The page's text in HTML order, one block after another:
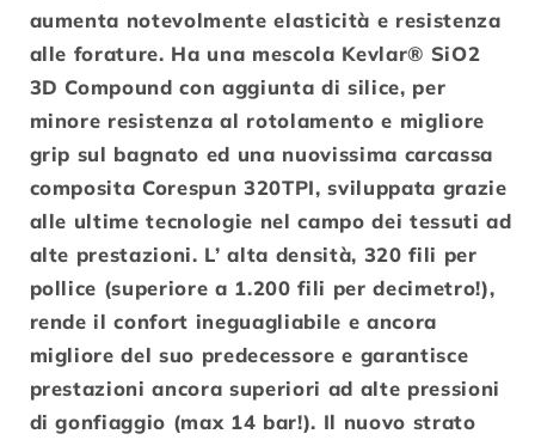
aumenta notevolmente elasticità e resistenza
alle forature. Ha una mescola Kevlar® SiO2
3D Compound con aggiunta di silice, per
minore resistenza al rotolamento e migliore
grip sul bagnato ed una nuovissima carcassa
composita Corespun 320TPI, sviluppata grazie
alle ultime tecnologie nel campo dei tessuti ad
alte prestazioni. L’ alta densità, 320 fili per
pollice (superiore a 1.200 fili per decimetro!),
rende il confort ineguagliabile e ancora
migliore del suo predecessore e garantisce
prestazioni ancora superiori ad alte pressioni
di gonfiaggio (max 14 bar!). Il nuovo strato